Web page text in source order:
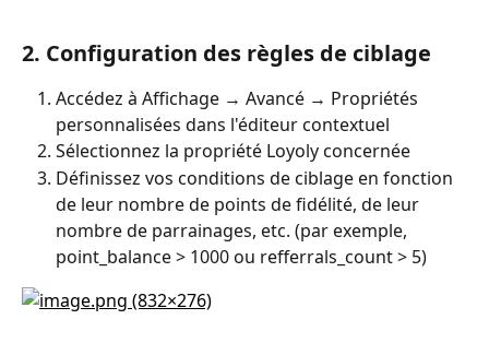
2. Configuration des règles de ciblage
Accédez à Affichage → Avancé → Propriétés
personnalisées dans l'éditeur contextuel
Sélectionnez la propriété Loyoly concernée
Définissez vos conditions de ciblage en fonction
de leur nombre de points de fidélité, de leur
nombre de parrainages, etc. (par exemple,
point_balance > 1000 ou refferrals_count > 5)